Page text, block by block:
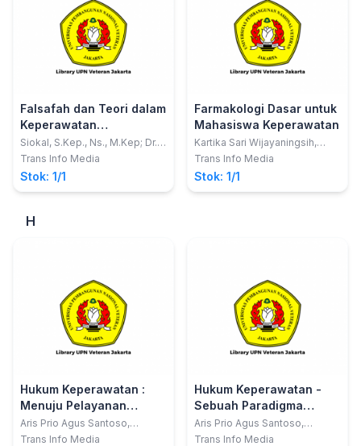
Falsafah dan Teori dalam
Keperawatan
(Berdasarkan Kurikulum
Terbaru AIPNI 2015)
Siokal, S.Kep., Ns., M.Kep; Dr.
Hj. Patmawati, S.Kp, M.Kes;
Trans Info Media
Stok: 1/1
Farmakologi Dasar untuk
Mahasiswa Keperawatan
Kartika Sari Wijayaningsih,
S.Kep.,Ners
Trans Info Media
Stok: 1/1
H
Hukum Keperawatan :
Menuju Pelayanan
Keperawatan yang
Selaras dengan Living
Aris Prio Agus Santoso,
A.Md.Kep., SH., MH.; Ns. Ady
Trans Info Media
Hukum Keperawatan -
Sebuah Paradigma
Kebebasan yang
Berbasis pada Keadilan
Aris Prio Agus Santoso,
A.Md.Kep, SH., MH.Kes.; Ns.
Trans Info Media